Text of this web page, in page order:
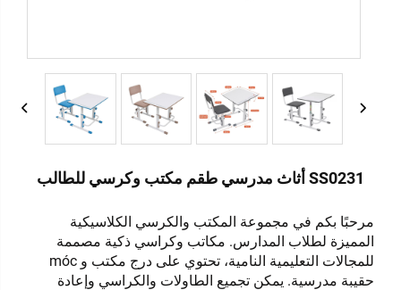
SS0231 أثاث مدرسي طقم مكتب وكرسي للطالب
مرحبًا بكم في مجموعة المكتب والكرسي الكلاسيكية
المميزة لطلاب المدارس. مكاتب وكراسي ذكية مصممة
للمجالات التعليمية النامية، تحتوي على درج مكتب و móc
حقيبة مدرسية. يمكن تجميع الطاولات والكراسي وإعادة